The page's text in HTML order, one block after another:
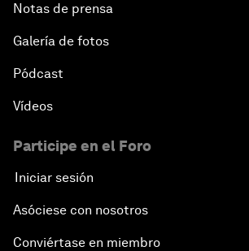
Notas de prensa
Galería de fotos
Pódcast
Vídeos
Participe en el Foro
Iniciar sesión
Asóciese con nosotros
Conviértase en miembro